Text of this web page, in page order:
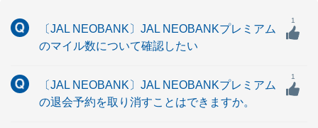
〔JAL NEOBANK〕JAL NEOBANKプレミアム
のマイル数について確認したい
1
〔JAL NEOBANK〕JAL NEOBANKプレミアム
の退会予約を取り消すことはできますか。
1